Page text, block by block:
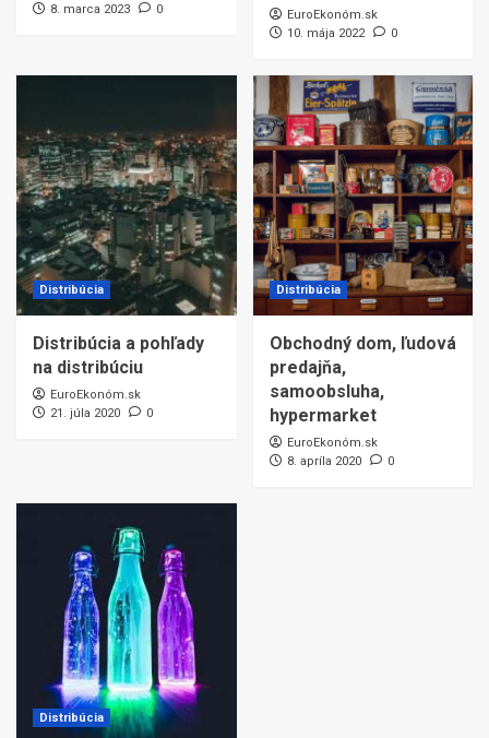
8. marca 2023
0
EuroEkonóm.sk
10. mája 2022
0
Distribúcia
Distribúcia a pohľady
na distribúciu
EuroEkonóm.sk
21. júla 2020
0
Distribúcia
Obchodný dom, ľudová
predajňa,
samoobsluha,
hypermarket
EuroEkonóm.sk
8. apríla 2020
0
Distribúcia